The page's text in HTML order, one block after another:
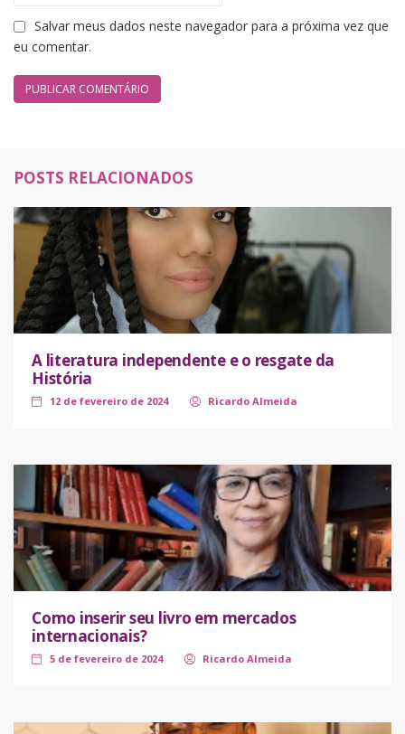
Salvar meus dados neste navegador para a próxima vez que
eu comentar.
POSTS RELACIONADOS
A literatura independente e o resgate da
História
12 de fevereiro de 2024 Ricardo Almeida
Como inserir seu livro em mercados
internacionais?
5 de fevereiro de 2024 Ricardo Almeida